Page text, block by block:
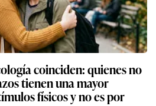
coinciden: quienes no
tienen una mayor
físicos y no es por